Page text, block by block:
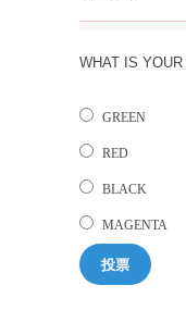
WHAT IS
GREEN
RED
BLACK
MAGENTA
投票